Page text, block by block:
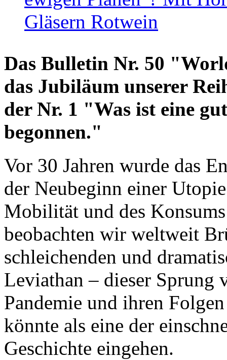
Gläsern Rotwein
Das Bulletin Nr. 50
das Jubiläum unserer
der Nr. 1 "Was ist eine
begonnen."
Vor 30 Jahren wurde das
der Neubeginn einer
Mobilität und des
beobachten wir weltweit
schleichenden und
Leviathan – dieser Sprung
Pandemie und ihren
könnte als eine der
Geschichte eingehen.